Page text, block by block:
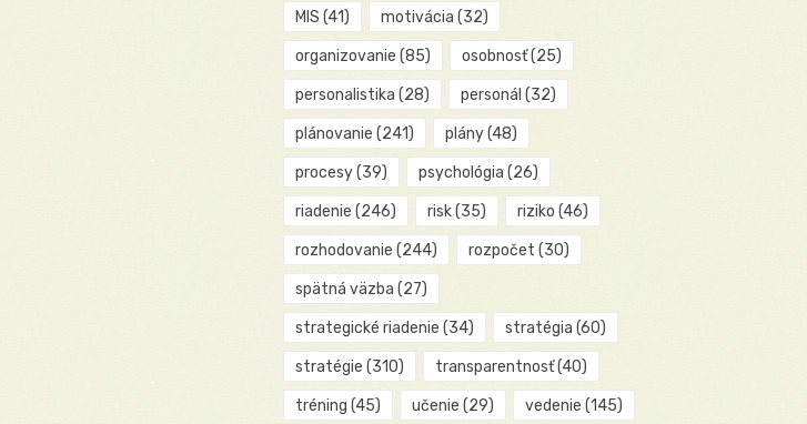
MIS (41) motivácia (32)
organizovanie (85) osobnosť(25)
personalistika (28) personál (32)
plánovanie (241) plány(48)
procesy(39) psychológia (26)
riadenie (246) risk(35) riziko (46)
rozhodovanie (244) rozpočet (30)
spätná väzba (27)
strategické riadenie (34) stratégia (60)
stratégie (310) transparentnosť(40)
tréning (45) učenie (29) vedenie (145)